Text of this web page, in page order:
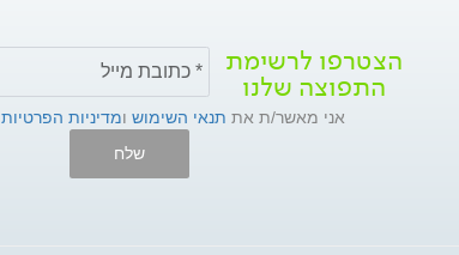
הצטרפו לרשימת
התפוצה שלנו
אני מאשר/ת את תנאי השימוש ומדיניות הפרטיות
שלח